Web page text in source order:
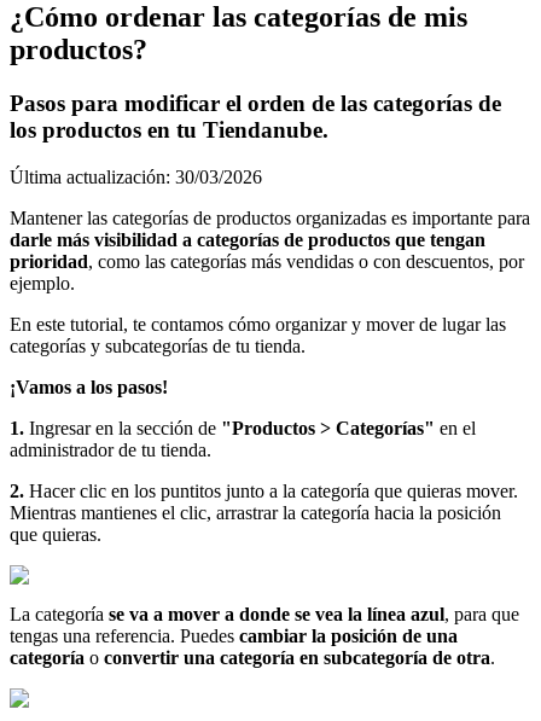
¿Cómo ordenar las categorías de mis
productos?
Pasos para modificar el orden de las categorías de
los productos en tu Tiendanube.
Última actualización: 30/03/2026
Mantener las categorías de productos organizadas es importante para
darle más visibilidad a categorías de productos que tengan
prioridad, como las categorías más vendidas o con descuentos, por
ejemplo.
En este tutorial, te contamos cómo organizar y mover de lugar las
categorías y subcategorías de tu tienda.
¡Vamos a los pasos!
1. Ingresar en la sección de "Productos > Categorías" en el
administrador de tu tienda.
2. Hacer clic en los puntitos junto a la categoría que quieras mover.
Mientras mantienes el clic, arrastrar la categoría hacia la posición
que quieras.
La categoría se va a mover a donde se vea la línea azul, para que
tengas una referencia. Puedes cambiar la posición de una
categoría o convertir una categoría en subcategoría de otra.